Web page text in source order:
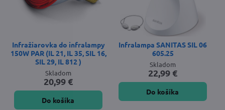
Infražiarovka do infralampy
150W PAR (IL 21, IL 35, SIL 16,
SIL 29, IL 812 )
Skladom
20,99 €
Do košíka
Infralampa SANITAS SIL 06
605.25
Skladom
22,99 €
Do košíka